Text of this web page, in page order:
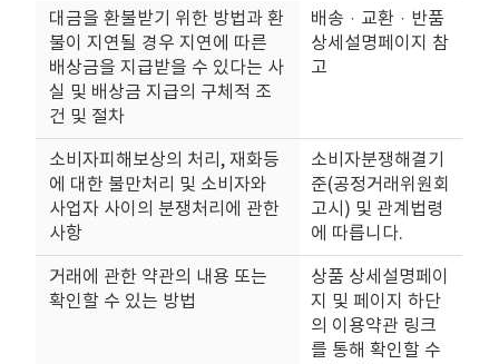
대금을 환불받기 위한 방법과 환
불이 지연될 경우 지연에 따른
배상금을 지급받을 수 있다는 사
실 및 배상금 지급의 구체적 조
건 및 절차
배송ㆍ교환ㆍ반품
상세설명페이지 참
고
소비자피해보상의 처리, 재화등
에 대한 불만처리 및 소비자와
사업자 사이의 분쟁처리에 관한
사항
소비자분쟁해결기
준(공정거래위원회
고시) 및 관계법령
에 따릅니다.
거래에 관한 약관의 내용 또는
확인할 수 있는 방법
상품 상세설명페이
지 및 페이지 하단
의 이용약관 링크
를 통해 확인할 수